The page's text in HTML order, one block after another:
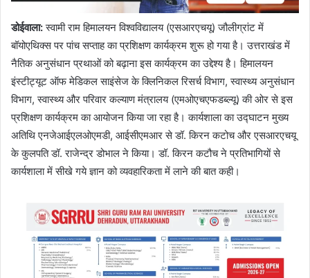
डोईवाला: स्वामी राम हिमालयन विश्वविद्यालय (एसआरएचयू) जौलीग्रांट में
बॉयोएथिक्स पर पांच सप्ताह का प्रशिक्षण कार्यक्रम शुरू हो गया है। उत्तराखंड में
नैतिक अनुसंधान प्रथाओं को बढ़ाना इस कार्यक्रम का उद्देश्य है। हिमालयन
इंस्टीट्यूट ऑफ मेडिकल साइंसेज के क्लिनिकल रिसर्च विभाग, स्वास्थ्य अनुसंधान
विभाग, स्वास्थ्य और परिवार कल्याण मंत्रालय (एमओएचएफडब्ल्यू) की ओर से इस
प्रशिक्षण कार्यक्रम का आयोजन किया जा रहा है। कार्यशाला का उद्घाटन मुख्य
अतिथि एनजेआईएलओएमडी, आईसीएमआर से डॉ. किरन कटोच और एसआरएचयू
के कुलपति डॉ. राजेन्द्र डोभाल ने किया। डॉ. किरन कटौच ने प्रतिभागियों से
कार्यशाला में सीखे गये ज्ञान को व्यवहारिकता में लाने की बात कही।